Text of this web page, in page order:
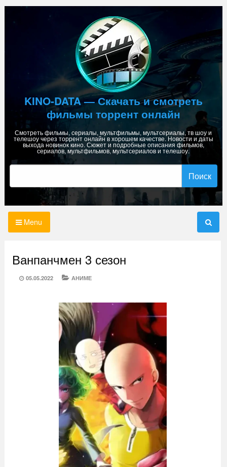
Skip
KINO-DATA — Скачать и смотреть
фильмы торрент онлайн
Смотреть фильмы, сериалы, мультфильмы, мультсериалы, тв шоу и
телешоу через торрент онлайн в хорошем качестве. Новости и даты
выхода новинок кино. Сюжет и подробные описания фильмов,
сериалов, мультфильмов, мультсериалов и телешоу.
Menu
Ванпанчмен 3 сезон
POSTED
05.05.2022 CATEGORIES
АНИМЕ